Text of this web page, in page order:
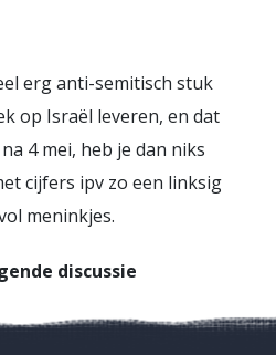
erg anti-semitisch stuk
op Israël leveren, en dat
4 mei, heb je dan niks
cijfers ipv zo een linksig
meninkjes.
discussie